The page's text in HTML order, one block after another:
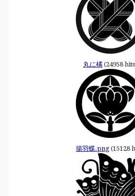
丸に橘(24958
揚羽蝶.png (15128